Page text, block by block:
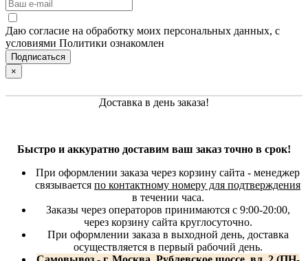
Даю согласие на обработку моих персональных данных, с
условиями Политики ознакомлен
×
Доставка в день заказа!
Быстро и аккуратно доставим ваш заказ точно в срок!
При оформлении заказа через корзину сайта - менеджер
связывается по контактному номеру для подтверждения
в течении часа.
Заказы через операторов принимаются с 9:00-20:00,
через корзину сайта круглосуточно.
При оформлении заказа в выходной день, доставка
осуществляется в первый рабочий день.